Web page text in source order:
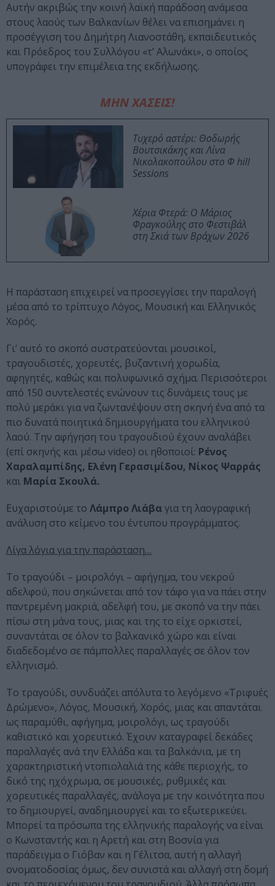
Αυτήν ακριβώς την κοινή λαϊκή παράδοση ανάμεσα
στους λαούς των Βαλκανίων θέλει να επισημάνει η
προσέγγιση του Δημήτρη Λιανοστάθη, εκπαιδευτικός
και Πρόεδρος του Συλλόγου «τ’ Αλωνάκι», ο οποίος
υπογράφει την επιμέλεια της εκδήλωσης.
ΜΗΝ ΧΑΣΕΙΣ!
Τυχερό αστέρι: Θοδωρής
Βουτσικάκης και Λίνα
Νικολακοπούλου στο Φ hill
Sessions
Χέρια Φτερά: Ο Μάριος
Φραγκούλης στο Φεστιβάλ
στη Σκιά των Βράχων 2026
Η παράσταση επιχειρεί να προσεγγίσει την παραλογή
μέσα από το τρίπτυχο Λόγος, Μουσική και Ελληνικός
Χορός.
Γι’ αυτό το σκοπό συστρατεύονται μουσικοί,
τραγουδιστές, χορευτές, βυζαντινή χορωδία,
αφηγητές, καθώς και πολυφωνικό σχήμα. Περισσότεροι
από 150 συντελεστές ενώνουν τις δυνάμεις τους με
πολύ μεράκι για να ζωντανέψουν στη σκηνή ένα από τα
πιο δυνατά ποιητικά δημιουργήματα του ελληνικού
λαού. Την αφήγηση του τραγουδιού έχουν αναλάβει
(επί σκηνής και μέσω video) οι ηθοποιοί: Ρένος
Χαραλαμπίδης, Ελένη Γερασιμίδου, Νίκος Ψαρράς
και Μαρία Σκουλά.
Ευχαριστούμε το Λάμπρο Λιάβαγια τη λαογραφική
ανάλυση στο κείμενο του έντυπου προγράμματος.
Λίγα λόγια για την παράσταση…
Το τραγούδι – μοιρολόγι – αφήγημα, του νεκρού
αδελφού, που σηκώνεται από τον τάφο για να πάει στην
παντρεμένη μακριά, αδελφή του, με σκοπό να την πάει
πίσω στη μάνα τους, μιας και της το είχε ορκιστεί,
συναντάται σε όλον το βαλκανικό χώρο και είναι
διαδεδομένο σε πάμπολλες παραλλαγές σε όλον τον
ελληνισμό.
Το τραγούδι, συνδυάζει απόλυτα το λεγόμενο «Τριφυές
Δρώμενο», Λόγος, Μουσική, Χορός, μιας και απαντάται
ως παραμύθι, αφήγημα, μοιρολόγι, ως τραγούδι
καθιστικό και χορευτικό. Έχουν καταγραφεί δεκάδες
παραλλαγές ανά την Ελλάδα και τα βαλκάνια, με τη
χαρακτηριστική ντοπιολαλιά της κάθε περιοχής, το
δικό της ηχόχρωμα, σε μουσικές, ρυθμικές και
χορευτικές παραλλαγές, ανάλογα με την κοινότητα που
το δημιουργεί, αναδημιουργεί και το εξωτερικεύει.
Μπορεί τα πρόσωπα της ελληνικής παραλογής να είναι
ο Κωνσταντής και η Αρετή και στη Βοσνία για
παράδειγμα ο Γιόβαν και η Γέλιτσα, αυτή η αλλαγή
ονοματοδοσίας όμως, δεν συνιστά και αλλαγή στη δομή